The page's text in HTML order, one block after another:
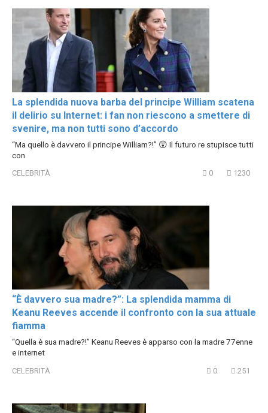
La splendida nuova barba del principe William scatena
il delirio su Internet: i fan non riescono a smettere di
svenire, ma non tutti sono d’accordo
“Ma quello è davvero il principe William?!” 😲 Il futuro re stupisce tutti
con
CELEBRITÀ 0 1230
“È davvero sua madre?”: La splendida mamma di
Keanu Reeves accende il confronto con la sua attuale
fiamma
“Quella è sua madre?!” Keanu Reeves è apparso con la madre 77enne
e internet
CELEBRITÀ 0 251